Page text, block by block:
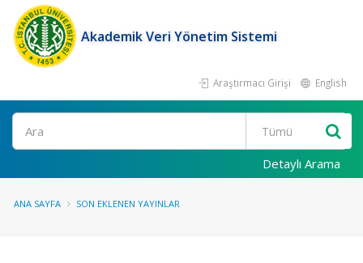
Akademik Veri Yönetim Sistemi
Araştırmacı Girişi English
Ara
Detaylı Arama
ANA SAYFA SON EKLENEN YAYINLAR